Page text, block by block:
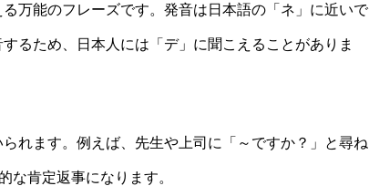
万能のフレーズです。発音は日本語の「ネ」に近いで
るため、日本人には「デ」に聞こえることがありま
れます。例えば、先生や上司に「～ですか？」と尋ね
な肯定返事になります。